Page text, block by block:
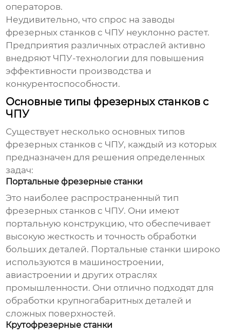
операторов.
Неудивительно, что спрос назаводы
фрезерных станков с ЧПУ неуклонно растет.
Предприятия различных отраслей активно
внедряют ЧПУ-технологии для повышения
эффективности производства и
конкурентоспособности.
Основные типы фрезерных станков с
ЧПУ
Существует несколько основных типов
фрезерных станков с ЧПУ, каждый из которых
предназначен для решения определенных
задач:
Портальные фрезерные станки
Это наиболее распространенный тип
фрезерных станков с ЧПУ. Они имеют
портальную конструкцию, что обеспечивает
высокую жесткость и точность обработки
больших деталей. Портальные станки широко
используются в машиностроении,
авиастроении и других отраслях
промышленности. Они отлично подходят для
обработки крупногабаритных деталей и
сложных поверхностей.
Крутофрезерные станки